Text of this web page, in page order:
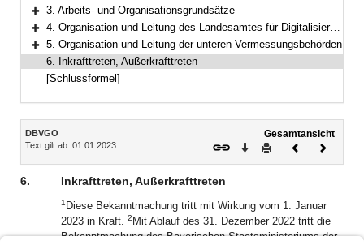
Bereich erweitern
3. Arbeits- und Organisationsgrundsätze
Bereich erweitern
4. Organisation und Leitung des Landesamtes für Digitalisierung, Breitband und Vermessung
Bereich erweitern
5. Organisation und Leitung der unteren Vermessungsbehörden
6. Inkrafttreten, Außerkrafttreten
[Schlussformel]
Inhalt
DBVGO
Text gilt ab: 01.01.2023
Gesamtansicht
Download
DruckenVorheriges
6. Inkrafttreten, Außerkrafttreten
1 Diese Bekanntmachung tritt mit Wirkung vom 1. Januar
2023 in Kraft. 2 Mit Ablauf des 31. Dezember 2022 tritt die
Bekanntmachung des Bayerischen Staatsministeriums der